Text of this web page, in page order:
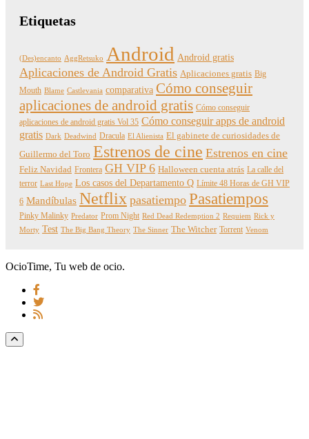
Etiquetas
(Des)encanto AggRetsuko Android Android gratis
Aplicaciones de Android Gratis Aplicaciones gratis Big
Mouth Blame Castlevania comparativa Cómo conseguir
aplicaciones de android gratis Cómo conseguir
aplicaciones de android gratis Vol 35 Cómo conseguir apps de android
gratis Dark Deadwind Dracula El Alienista El gabinete de curiosidades de
Guillermo del Toro Estrenos de cine Estrenos en cine
Feliz Navidad Frontera GH VIP 6 Halloween cuenta atrás La calle del
terror Last Hope Los casos del Departamento Q Límite 48 Horas de GH VIP
6 Mandíbulas Netflix pasatiempo Pasatiempos
Pinky Malinky Predator Prom Night Red Dead Redemption 2 Requiem Rick y
Morty Test The Big Bang Theory The Sinner The Witcher Torrent Venom
OcioTime, Tu web de ocio.